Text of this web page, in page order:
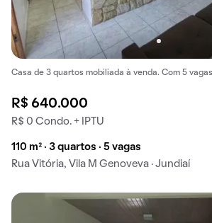
Casa de 3 quartos mobiliada à venda. Com 5
R$ 640.000
R$ 0 Condo. + IPTU
110 m² · 3 quartos · 5 vagas
Rua Vitória, Vila M Genoveva · Jundiaí